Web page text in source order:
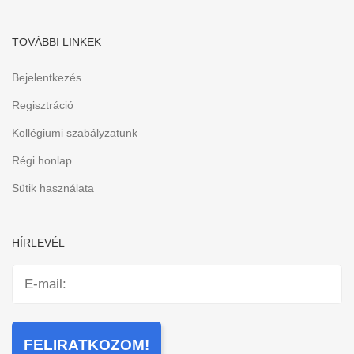
TOVÁBBI LINKEK
Bejelentkezés
Regisztráció
Kollégiumi szabályzatunk
Régi honlap
Sütik használata
HÍRLEVÉL